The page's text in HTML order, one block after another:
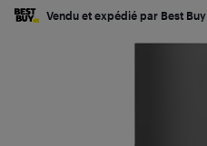
Vendu et expédié par Best Buy